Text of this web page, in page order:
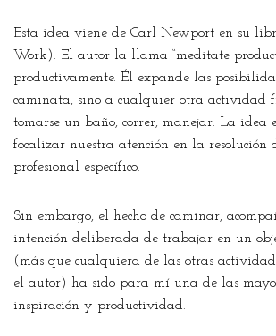
Esta idea viene de Carl Newport en su
Work). El autor la llama “meditate
productivamente. Él expande las
caminata, sino a cualquier otra actividad
tomarse un baño, correr, manejar. La idea
focalizar nuestra atención en la resolución
profesional específico.
Sin embargo, el hecho de caminar,
intención deliberada de trabajar en un
(más que cualquiera de las otras
el autor) ha sido para mí una de las
inspiración y productividad.